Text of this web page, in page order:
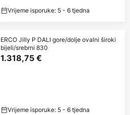
Vrijeme isporuke: 5 - 6 tjedna
ERCO Jilly P DALI gore/dolje ovalni široki
bijeli/srebrni 830
1.318,75 €
Vrijeme isporuke: 5 - 6 tjedna